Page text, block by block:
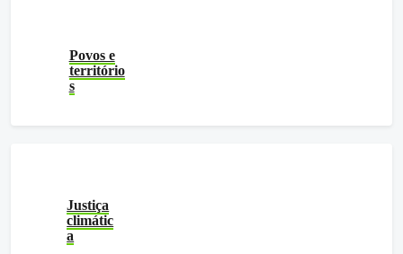
Povos e
território
s
Justiça
climátic
a